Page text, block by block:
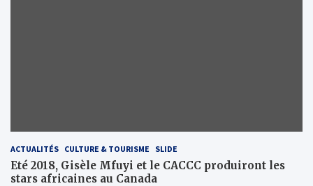
ACTUALITÉS CULTURE & TOURISME SLIDE
Eté 2018, Gisèle Mfuyi et le CACCC produiront les
stars africaines au Canada